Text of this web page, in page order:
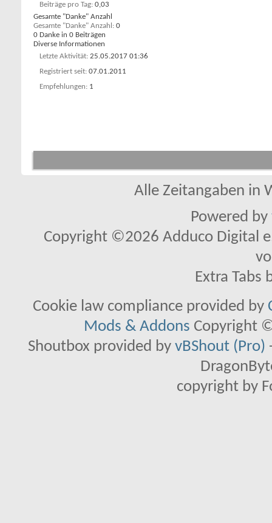
Beiträge pro Tag 0,03
Gesamte "Danke" Anzahl
Gesamte "Danke" Anzahl
0
0 Danke in 0 Beiträgen
Diverse Informationen
Letzte Aktivität 25.05.2017 01:36
Registriert seit 07.01.2011
Empfehlungen
1
Alle Zeitangaben in
Powered by
Copyright ©2026 Adduco Digital
Extra Tabs
Cookie law compliance provided by
Mods & Addons Copyright
Shoutbox provided by vBShout (Pro)
copyright by